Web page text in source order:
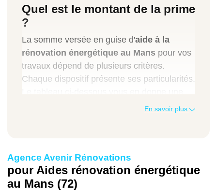
Quel est le montant de la prime
?
La somme versée en guise d'aide à la
rénovation énergétique au Mans pour vos
travaux dépend de plusieurs critères.
Chaque dispositif présente ses particularités.
Types de travaux
Montant de la prime
En savoir plus
Agence Avenir Rénovations
pour Aides rénovation énergétique
au Mans (72)